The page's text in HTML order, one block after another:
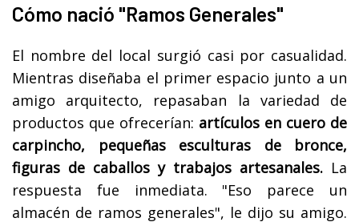
Cómo nació "Ramos Generales"
El nombre del local surgió casi por casualidad.
Mientras diseñaba el primer espacio junto a un
amigo arquitecto, repasaban la variedad de
productos que ofrecerían: artículos en cuero de
carpincho, pequeñas esculturas de bronce,
figuras de caballos y trabajos artesanales. La
respuesta fue inmediata. "Eso parece un
almacén de ramos generales", le dijo su amigo.